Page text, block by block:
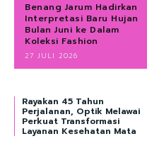
Benang Jarum Hadirkan
Interpretasi Baru Hujan
Bulan Juni ke Dalam
Koleksi Fashion
27 JULI 2026
Rayakan 45 Tahun
Perjalanan, Optik Melawai
Perkuat Transformasi
Layanan Kesehatan Mata